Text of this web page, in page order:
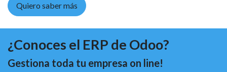
Quiero saber más
¿Conoces el ERP de Odoo?
Gestiona toda tu empresa on line!